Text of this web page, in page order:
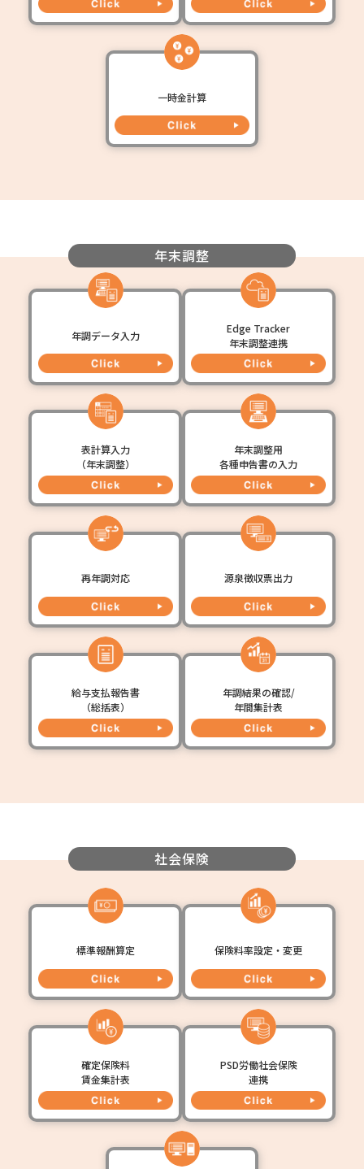
一時金計算
年末調整
年調データ入力
Edge Tracker
年末調整連携
表計算入力
（年末調整）
年末調整用
各種申告書の入力
再年調対応 源泉徴収票出力
給与支払報告書
（総括表）
年調結果の確認/
年間集計表
社会保険
標準報酬算定 保険料率設定・変更
確定保険料
賃金集計表
PSD労働社会保険
連携